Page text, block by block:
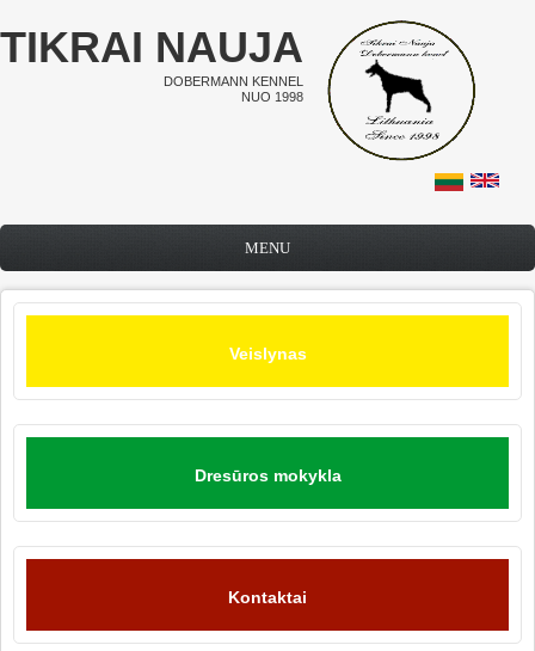
Pereiti į pagrindinį turinį
TIKRAI NAUJA
DOBERMANN KENNEL
NUO 1998
MENU
Veislynas
Dresūros mokykla
Kontaktai